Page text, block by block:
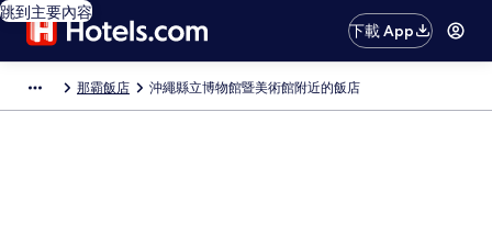
跳到主要內容
下載 App
那霸飯店 沖繩縣立博物館暨美術館附近的飯店